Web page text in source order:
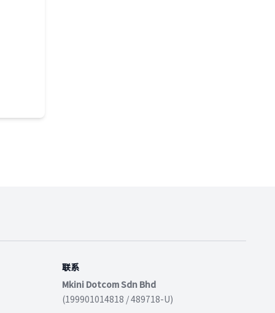
联系
Mkini Dotcom Sdn Bhd
(199901014818 / 489718-U)